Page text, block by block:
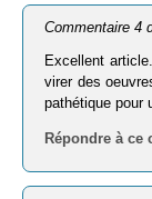
Commentaire 4
Excellent
virer des
pathétique pour
Répondre à ce